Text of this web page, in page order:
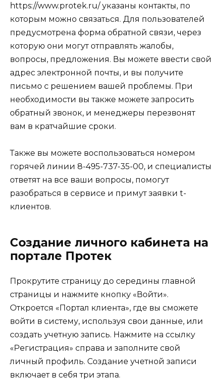
https://www.protek.ru/ указаны контакты, по
которым можно связаться. Для пользователей
предусмотрена форма обратной связи, через
которую они могут отправлять жалобы,
вопросы, предложения. Вы можете ввести свой
адрес электронной почты, и вы получите
письмо с решением вашей проблемы. При
необходимости вы также можете запросить
обратный звонок, и менеджеры перезвонят
вам в кратчайшие сроки.
Также вы можете воспользоваться номером
горячей линии 8-495-737-35-00, и специалисты
ответят на все ваши вопросы, помогут
разобраться в сервисе и примут заявки t-
клиентов.
Создание личного кабинета на
портале Протек
Прокрутите страницу до середины главной
страницы и нажмите кнопку «Войти».
Откроется «Портал клиента», где вы сможете
войти в систему, используя свои данные, или
создать учетную запись. Нажмите на ссылку
«Регистрация» справа и заполните свой
личный профиль. Создание учетной записи
включает в себя три этапа.